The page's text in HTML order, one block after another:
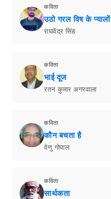
कविता
उठो गरल विष के प्यालों
राघवेंद्र सिंह
कविता
भाई दूज
रतन कुमार अगरवाला
कविता
कौन बचता है
वेणु गोपाल
कविता
सार्थकता